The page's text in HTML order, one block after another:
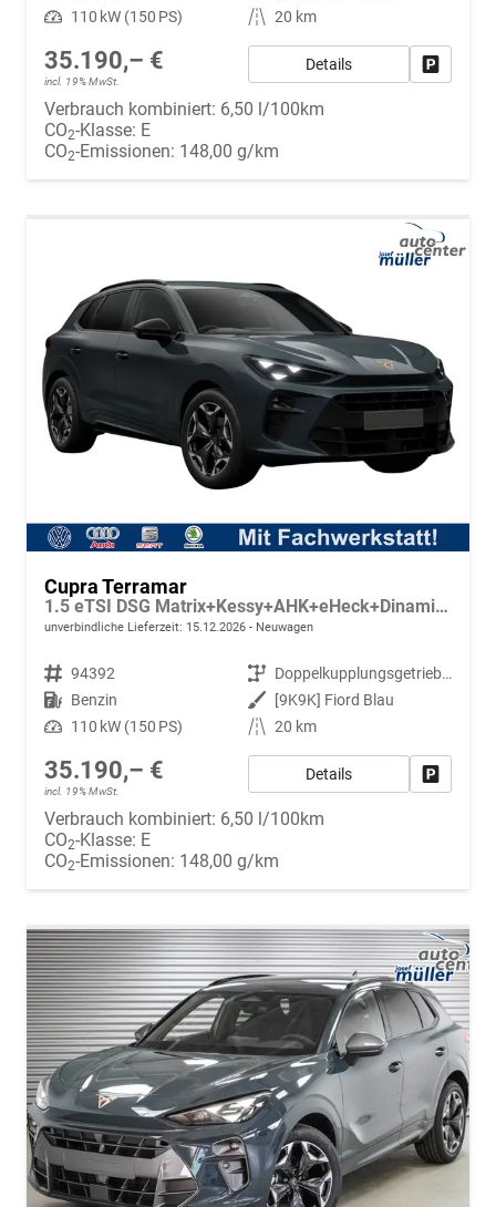
Leistung 110 kW (150 PS) Kilometerstand 20 km
35.190,– €
incl. 19% MwSt.
Details
Verbrauch kombiniert: 6,50 l/100km
CO2-Klasse: E
CO2-Emissionen: 148,00 g/km
Cupra Terramar
1.5 eTSI DSG Matrix+Kessy+AHK+eHeck+Dinamica+CarPlay+eHeck+GV5
unverbindliche Lieferzeit: 15.12.2026 Neuwagen
Fahrzeugnr. 94392 Getriebe
Doppelkupplungsgetriebe (DSG)
Kraftstoff Benzin Außenfarbe [9K9K] Fiord Blau
Leistung 110 kW (150 PS) Kilometerstand 20 km
35.190,– €
incl. 19% MwSt.
Details
Verbrauch kombiniert: 6,50 l/100km
CO2-Klasse: E
CO2-Emissionen: 148,00 g/km